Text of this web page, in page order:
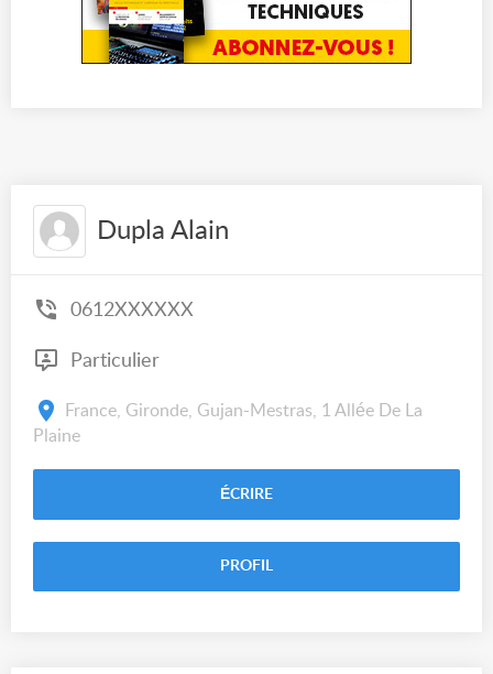
Dupla Alain
0612XXXXXX
Particulier
France, Gironde, Gujan-Mestras, 1 Allée De La
Plaine
ÉCRIRE
PROFIL